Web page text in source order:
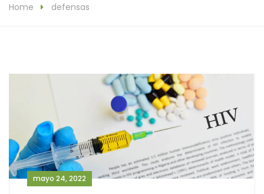
Home defensas
mayo 24, 2022